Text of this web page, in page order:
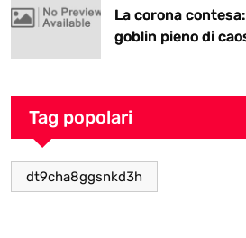
La corona
goblin pieno di
Tag popolari
dt9cha8ggsnkd3h